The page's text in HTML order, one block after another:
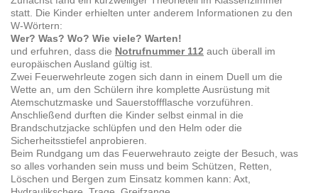
statt. Die Kinder erhielten unter anderem Informationen zu den
W-Wörtern:
Wer? Was? Wo? Wie viele? Warten!
und erfuhren, dass die Notrufnummer 112 auch überall im
europäischen Ausland gültig ist.
Zwei Feuerwehrleute zogen sich dann in einem Duell um die
Wette an, um den Schülern ihre komplette Ausrüstung mit
Atemschutzmaske und Sauerstoffflasche vorzuführen.
Anschließend durften die Kinder selbst einmal in die
Brandschutzjacke schlüpfen und den Helm oder die
Sicherheitsstiefel anprobieren.
Beim Rundgang um das Feuerwehrauto zeigte der Besuch, was
so alles vorhanden sein muss und beim Schützen, Retten,
Löschen und Bergen zum Einsatz kommen kann: Axt,